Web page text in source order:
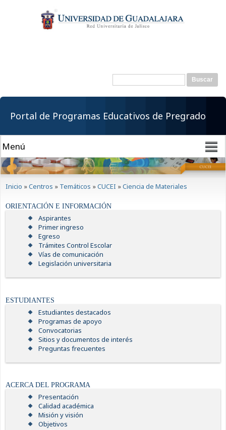
contenido
principal
Formulario de
Buscar
Portal de Programas Educativos de Pregrado
Inicio »Centros » Temáticos »CUCEI »Ciencia de Materiales
ORIENTACIÓN E INFORMACIÓN
Aspirantes
Primer ingreso
Egreso
Trámites Control Escolar
Vías de comunicación
Legislación universitaria
ESTUDIANTES
Estudiantes destacados
Programas de apoyo
Convocatorias
Sitios y documentos de interés
Preguntas frecuentes
ACERCA DEL PROGRAMA
Presentación
Calidad académica
Misión y visión
Objetivos